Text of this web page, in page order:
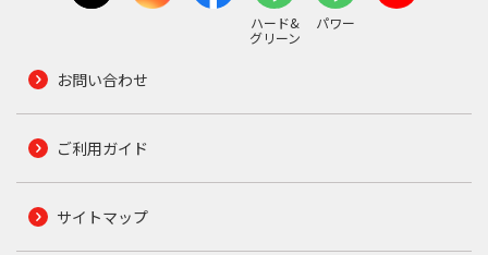
ハード&
グリーン
パワー
お問い合わせ
ご利用ガイド
サイトマップ